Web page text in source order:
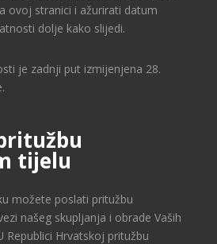
ovoj stranici i ažurirati datum
dolje kako slijedi.
je zadnji put izmijenjena 28.
tijelu
možete poslati pritužbu
našeg skupljanja i obrade Vaših
Republici Hrvatskoj pritužbu